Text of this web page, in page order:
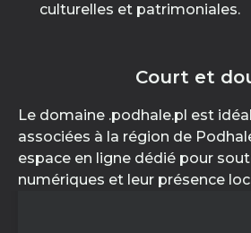
culturelles et patrimoniales.
Court et
Le domaine .podhale.pl est
associées à la région de
espace en ligne dédié pour
numériques et leur présence